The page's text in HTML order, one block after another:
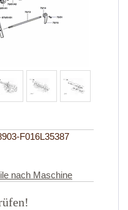
F016L35387
nach Maschine